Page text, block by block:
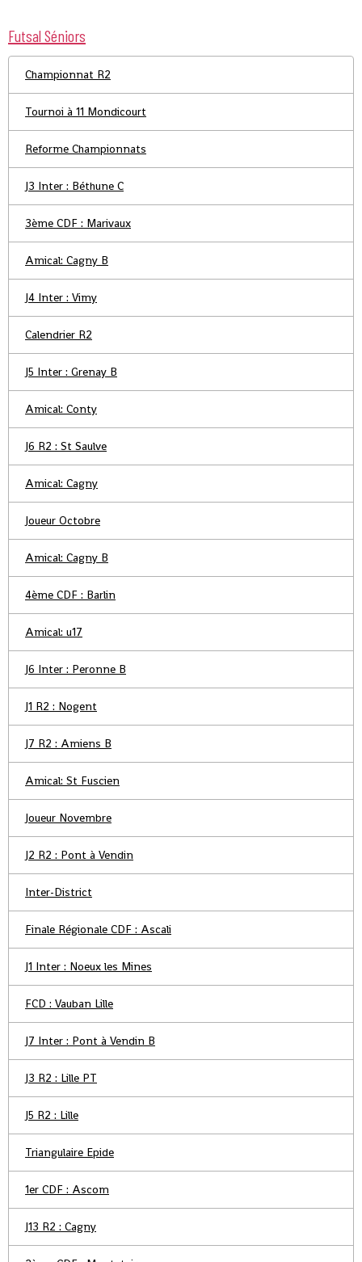
Futsal Séniors
Championnat R2
Tournoi à 11 Mondicourt
Reforme Championnats
J3 Inter : Béthune C
3ème CDF : Marivaux
Amical: Cagny B
J4 Inter : Vimy
Calendrier R2
J5 Inter : Grenay B
Amical: Conty
J6 R2 : St Saulve
Amical: Cagny
Joueur Octobre
Amical: Cagny B
4ème CDF : Barlin
Amical: u17
J6 Inter : Peronne B
J1 R2 : Nogent
J7 R2 : Amiens B
Amical: St Fuscien
Joueur Novembre
J2 R2 : Pont à Vendin
Inter-District
Finale Régionale CDF : Ascali
J1 Inter : Noeux les Mines
FCD : Vauban Lille
J7 Inter : Pont à Vendin B
J3 R2 : Lille PT
J5 R2 : Lille
Triangulaire Epide
1er CDF : Ascom
J13 R2 : Cagny